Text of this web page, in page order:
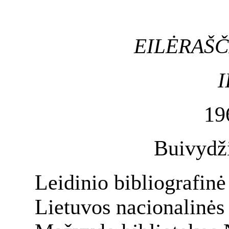
Leidinio
Lietuvos